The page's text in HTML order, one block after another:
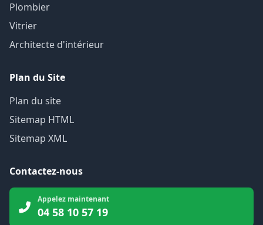
Plombier
Vitrier
Architecte d'intérieur
Plan du Site
Plan du site
Sitemap HTML
Sitemap XML
Contactez-nous
Appelez maintenant
04 58 10 57 19